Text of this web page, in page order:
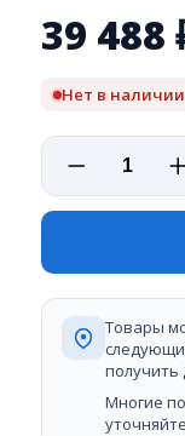
39 488
Нет в наличии
Товары
получить
Многие